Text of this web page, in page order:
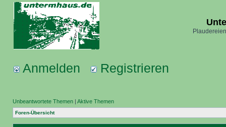
Anmelden Registrieren
Unbeantwortete Themen | Aktive Themen
Foren-Übersicht